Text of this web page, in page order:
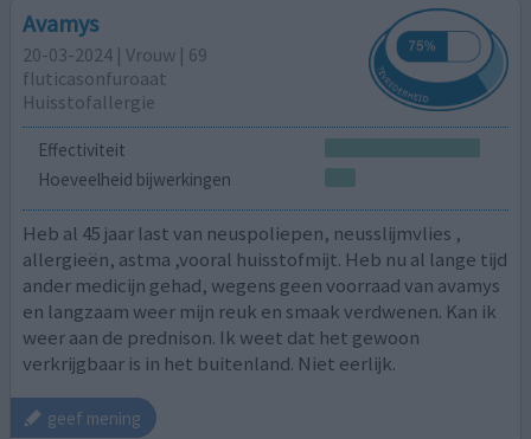
Avamys
20-03-2024 | Vrouw | 69
fluticasonfuroaat
Huisstofallergie
Effectiviteit
Hoeveelheid bijwerkingen
Heb al 45 jaar last van neuspoliepen, neusslijmvlies ,
allergieën, astma ,vooral huisstofmijt. Heb nu al lange tijd
ander medicijn gehad, wegens geen voorraad van avamys
en langzaam weer mijn reuk en smaak verdwenen. Kan ik
weer aan de prednison. Ik weet dat het gewoon
verkrijgbaar is in het buitenland. Niet eerlijk.
geef mening